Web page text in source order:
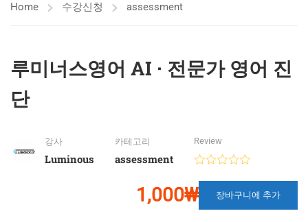
Home 수강신청 assessment
루미너스영어 AI · 전문가 영어 진
단
강사
Luminous
카테고리
assessment
Review
1,000₩ 장바구니에 추가